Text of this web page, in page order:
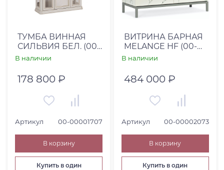
Страна
Россия ( 1)
США (1)
От До
Глубина, см
От До
ТУМБА ВИННАЯ
СИЛЬВИЯ БЕЛ. (00-
00001707)
В наличии
178 800 ₽
Артикул 00-00001707
В корзину
Купить в один
ВИТРИНА БАРНАЯ
MELANGE HF (00-
00002073)
В наличии
484 000 ₽
Артикул 00-00002073
В корзину
Купить в один